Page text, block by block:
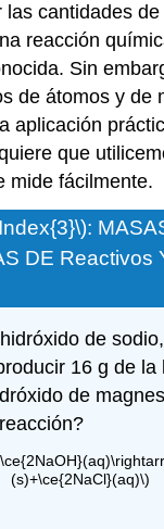
las cantidades
reacción
Sin
de átomos y de
aplicación
que
mide fácilmente.
DE Reactivos
de
16 g de la
de
(s)+\ce{2NaCl}(aq)\)